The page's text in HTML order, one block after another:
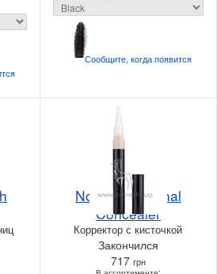
Сообщите, когдапоявится
NoUBA Staminal
Concealer
Корректор с кисточкой
Закончился
717 грн